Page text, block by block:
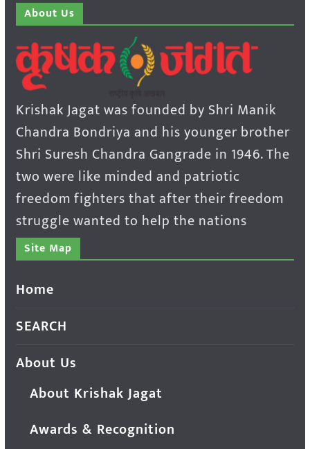
About Us
Krishak Jagat was founded by Shri Manik
Chandra Bondriya and his younger brother
Shri Suresh Chandra Gangrade in 1946. The
two were like minded and patriotic
freedom fighters that after their freedom
struggle wanted to help the nations
Site Map
Home
SEARCH
About Us
About Krishak Jagat
Awards & Recognition